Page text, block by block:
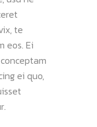
te
eos. Ei
ei quo,